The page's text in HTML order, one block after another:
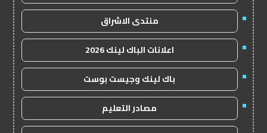
منتدى الاشراق
اعلانات الباك لينك 2026
باك لينك وجيست بوست
مصادر التعليم